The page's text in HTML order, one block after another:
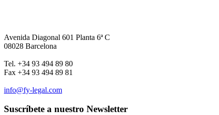
Avenida Diagonal 601 Planta 6ª C
08028 Barcelona
Tel. +34 93 494 89 80
Fax +34 93 494 89 81
info@fy-legal.com
Suscríbete a nuestro Newsletter